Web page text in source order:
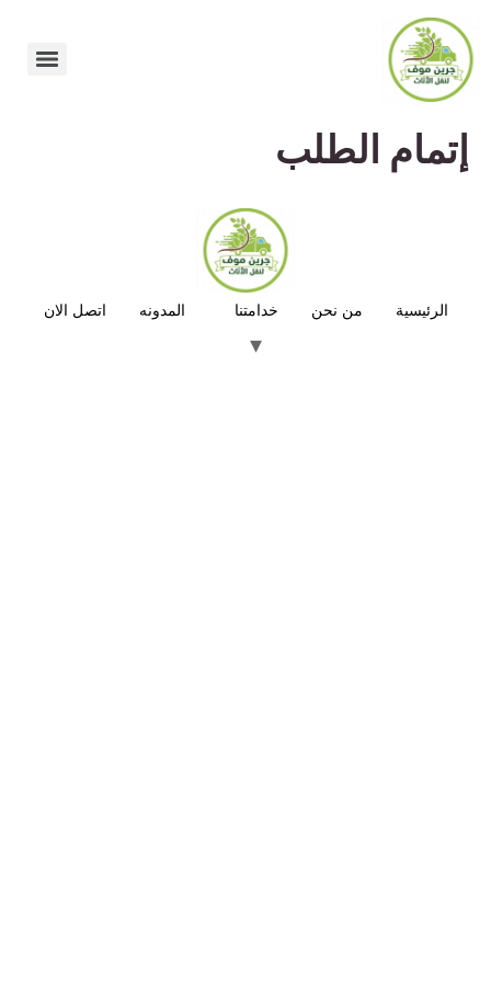
إتمام الطلب
الرئيسية من نحن خدامتنا المدونه اتصل الان